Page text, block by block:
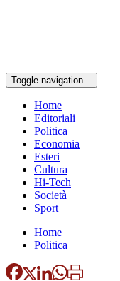
Toggle navigation
Home
Editoriali
Politica
Economia
Esteri
Cultura
Hi-Tech
Società
Sport
Home
Politica